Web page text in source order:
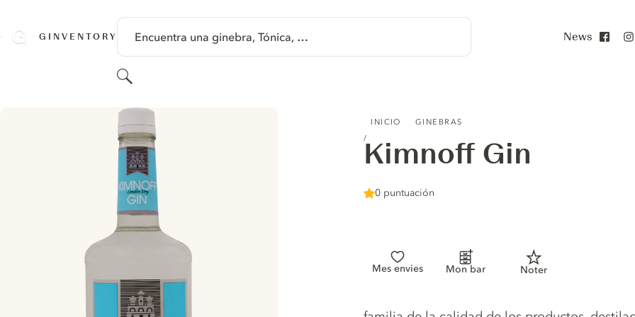
GINVENTORY Encuentra una ginebra, Tónica, …
Buscar
News
INICIO GINEBRAS
Kimnoff Gin
0 puntuación
Mes envies Mon bar Noter